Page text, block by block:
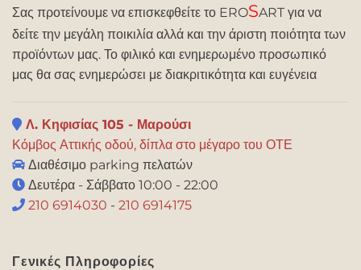
Σας προτείνουμε να επισκεφθείτε το EROSART για να
δείτε την μεγάλη ποικιλία αλλά και την άριστη ποιότητα των
προϊόντων μας. Το φιλικό και ενημερωμένο προσωπικό
μας θα σας ενημερώσει με διακριτικότητα και ευγένεια
Λ. Κηφισίας 105 - Μαρούσι
Κόμβος Αττικής οδού, δίπλα στο μέγαρο του ΟΤΕ
Διαθέσιμο parking πελατών
Δευτέρα - Σάββατο 10:00 - 22:00
210 6914030 - 210 6914175
Γενικές Πληροφορίες